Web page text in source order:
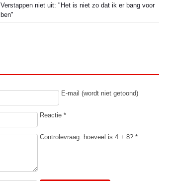
Verstappen niet uit: "Het is niet zo dat ik er bang voor
ben"
E-mail (wordt niet getoond)
Reactie *
Controlevraag: hoeveel is 4 + 8? *